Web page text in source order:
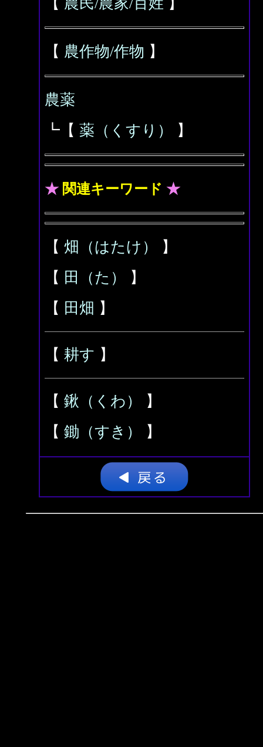
【 農作物/作物 】
農薬
┗【 薬（くすり） 】
★ 関連キーワード ★
【 畑（はたけ）
】
【 田（た）
】
【 田畑 】
【 耕す 】
【 鍬（くわ）
】
【 鋤（すき） 】